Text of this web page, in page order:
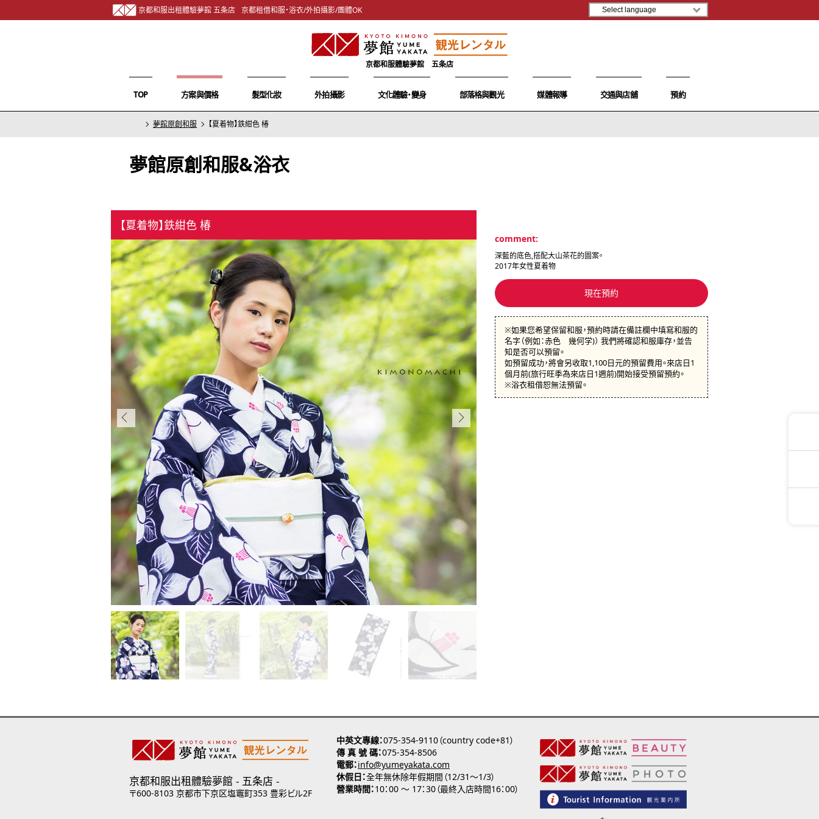
京都和服出租體驗夢館 五条店 京都租借和服・浴衣/外拍攝影/團體OK
京都和服體驗夢館 五条店
TOP 方案與價格 髮型化妝 外拍攝影 文化體驗・變身 部落格與觀光 媒體報導 交通與店舖 預約
夢館原創和服 【夏着物】鉄紺色 椿
夢館原創和服&浴衣
【夏着物】鉄紺色 椿
comment:
深藍的底色,搭配大山茶花的圖案。
2017年女性夏着物
現在預約
※如果您希望保留和服，預約時請在備註欄中填寫和服的
名字（例如：赤色 幾何学)） 我們將確認和服庫存，並告
知是否可以預留。
如預留成功，將會另收取1,100日元的預留費用。來店日1
個月前(旅行旺季為來店日1週前)開始接受預留預約。
※浴衣租借恕無法預留。
中英文專線 075-354-9110（country code+81）
傳 真 號 碼 075-354-8506
電郵 info@yumeyakata.com
休假日 全年無休除年假期間（12/31～1/3）
營業時間 10：00 ～ 17：30（最終入店時間16：00）
京都和服出租體驗夢館 五条店
〒600-8103 京都市下京区塩竈町353 豊彩ビル2F